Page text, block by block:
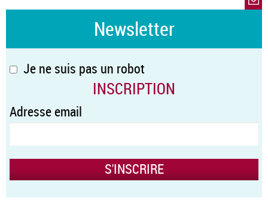
Newsletter
Je ne suis pas un robot
INSCRIPTION
Adresse email